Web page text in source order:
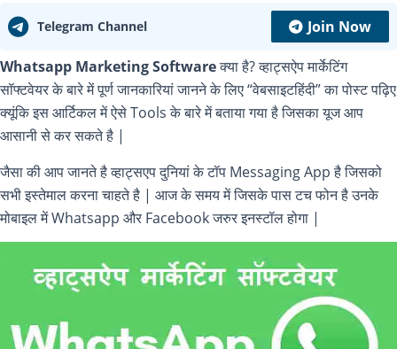
Telegram Channel Join Now
Whatsapp Marketing Softwareक्या है? व्हाट्सऐप मार्केटिंग
सॉफ्टवेयर के बारे में पूर्ण जानकारियां जानने के लिए “वेबसाइटहिंदी” का पोस्ट पढ़िए
क्यूंकि इस आर्टिकल में ऐसे Tools के बारे में बताया गया है जिसका यूज आप
आसानी से कर सकते है |
जैसा की आप जानते है व्हाट्सएप दुनियां के टॉप Messaging App है जिसको
सभी इस्तेमाल करना चाहते है | आज के समय में जिसके पास टच फोन है उनके
मोबाइल में Whatsapp और Facebook जरुर इनस्टॉल होगा |